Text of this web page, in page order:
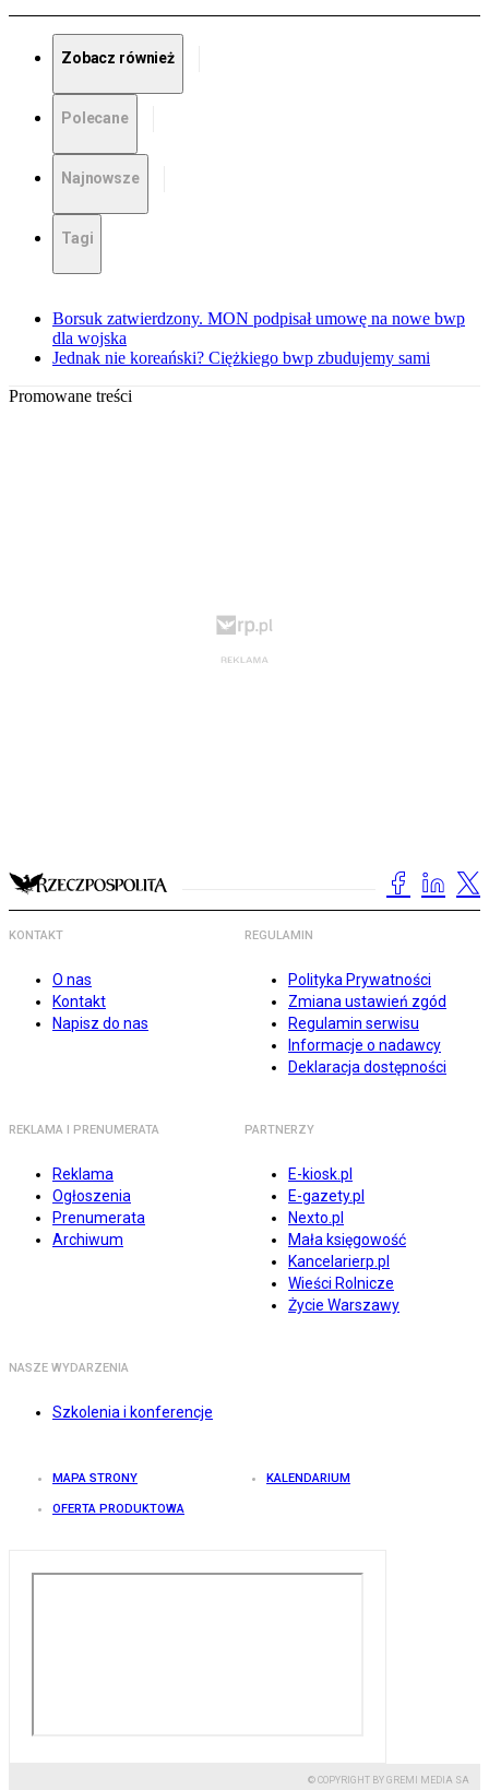
Zobacz również
Polecane
Najnowsze
Tagi
Borsuk zatwierdzony. MON podpisał umowę na nowe bwp
dla wojska
Jednak nie koreański? Ciężkiego bwp zbudujemy sami
Promowane treści
KONTAKT
O nas
Kontakt
Napisz do nas
REGULAMIN
Polityka Prywatności
Zmiana ustawień zgód
Regulamin serwisu
Informacje o nadawcy
Deklaracja dostępności
REKLAMA I PRENUMERATA
Reklama
Ogłoszenia
Prenumerata
Archiwum
PARTNERZY
E-kiosk.pl
E-gazety.pl
Nexto.pl
Mała księgowość
Kancelarierp.pl
Wieści Rolnicze
Życie Warszawy
NASZE WYDARZENIA
Szkolenia i konferencje
MAPA STRONY KALENDARIUM
OFERTA PRODUKTOWA
© COPYRIGHT BY GREMI MEDIA SA